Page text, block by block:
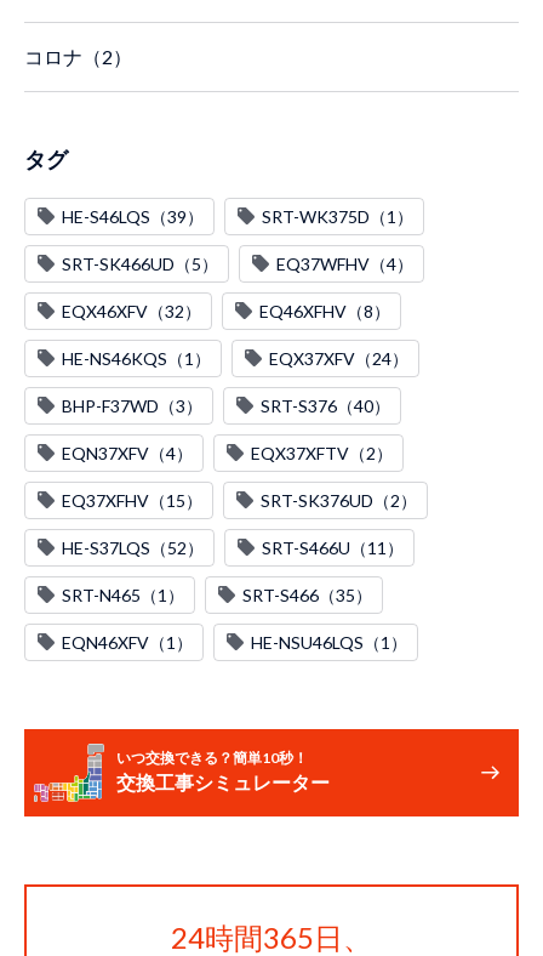
コロナ（2）
タグ
HE-S46LQS（39） SRT-WK375D（1）
SRT-SK466UD（5） EQ37WFHV（4）
EQX46XFV（32） EQ46XFHV（8）
HE-NS46KQS（1） EQX37XFV（24）
BHP-F37WD（3） SRT-S376（40）
EQN37XFV（4） EQX37XFTV（2）
EQ37XFHV（15） SRT-SK376UD（2）
HE-S37LQS（52） SRT-S466U（11）
SRT-N465（1） SRT-S466（35）
EQN46XFV（1） HE-NSU46LQS（1）
いつ交換できる？簡単10秒！
交換工事シミュレーター
24時間365日、